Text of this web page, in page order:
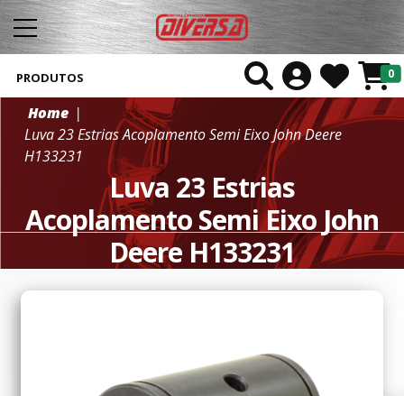
0
PRODUTOS
Home
Luva 23 Estrias Acoplamento Semi Eixo John Deere
H133231
Luva 23 Estrias
Acoplamento Semi Eixo John
Deere H133231